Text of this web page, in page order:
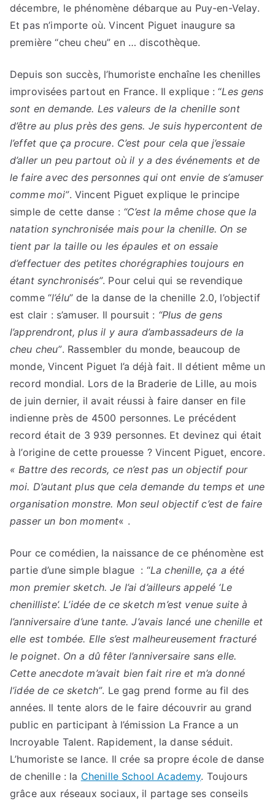
décembre, le phénomène débarque au Puy-en-Velay.
Et pas n’importe où. Vincent Piguet inaugure sa
première “cheu cheu” en … discothèque.
Depuis son succès, l’humoriste enchaîne les chenilles
improvisées partout en France. Il explique : “Les gens
sont en demande. Les valeurs de la chenille sont
d’être au plus près des gens. Je suis hypercontent de
l’effet que ça procure. C’est pour cela que j’essaie
d’aller un peu partout où il y a des événements et de
le faire avec des personnes qui ont envie de s’amuser
comme moi”. Vincent Piguet explique le principe
simple de cette danse : “C’est la même chose que la
natation synchronisée mais pour la chenille. On se
tient par la taille ou les épaules et on essaie
d’effectuer des petites chorégraphies toujours en
étant synchronisés”. Pour celui qui se revendique
comme “l’élu” de la danse de la chenille 2.0, l’objectif
est clair : s’amuser. Il poursuit : “Plus de gens
l’apprendront, plus il y aura d’ambassadeurs de la
cheu cheu”. Rassembler du monde, beaucoup de
monde, Vincent Piguet l’a déjà fait. Il détient même un
record mondial. Lors de la Braderie de Lille, au mois
de juin dernier, il avait réussi à faire danser en file
indienne près de 4500 personnes. Le précédent
record était de 3 939 personnes. Et devinez qui était
à l’origine de cette prouesse ? Vincent Piguet, encore.
« Battre des records, ce n’est pas un objectif pour
moi. D’autant plus que cela demande du temps et une
organisation monstre. Mon seul objectif c’est de faire
passer un bon moment« .
Pour ce comédien, la naissance de ce phénomène est
partie d’une simple blague : “La chenille, ça a été
mon premier sketch. Je l’ai d’ailleurs appelé ‘Le
chenilliste’. L’idée de ce sketch m’est venue suite à
l’anniversaire d’une tante. J’avais lancé une chenille et
elle est tombée. Elle s’est malheureusement fracturé
le poignet. On a dû fêter l’anniversaire sans elle.
Cette anecdote m’avait bien fait rire et m’a donné
l’idée de ce sketch”. Le gag prend forme au fil des
années. Il tente alors de le faire découvrir au grand
public en participant à l’émission La France a un
Incroyable Talent. Rapidement, la danse séduit.
L’humoriste se lance. Il crée sa propre école de danse
de chenille : la Chenille School Academy. Toujours
grâce aux réseaux sociaux, il partage ses conseils